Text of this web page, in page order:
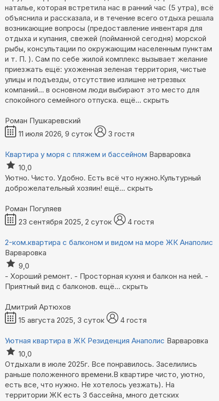
наталье, которая встретила нас в ранний час (5 утра), всё
объяснила и рассказала, и в течение всего отдыха решала
возникающие вопросы (предоставление инвентаря для
отдыха и купания, свежей (пойманной сегодня) морской
рыбы, консультации по окружающим населенным пунктам
и т. П. ). Сам по себе жилой комплекс вызывает желание
приезжать ещё: ухоженная зеленая территория, чистые
улицы и подъезды, отсутствие излишне нетрезвых
компаний… в основном люди выбирают это место для
спокойного семейного отпуска. ещё... скрыть
Роман Пушкаревский
11 июля 2026, 9 суток
3 гостя
Квартира у моря с пляжем и бассейном Варваровка
10,0
Уютно. Чисто. Удобно. Есть всё что нужно.Культурный
доброжелательный хозяин! ещё... скрыть
Роман Погуляев
23 сентября 2025, 2 суток
4 гостя
2-ком.квартира с балконом и видом на море ЖК Анаполис
Варваровка
9,0
- Хороший ремонт. - Просторная кухня и балкон на ней. -
Приятный вид с балконов. ещё... скрыть
Дмитрий Артюхов
15 августа 2025, 3 суток
4 гостя
Уютная квартира в ЖК Резиденция Анаполис Варваровка
10,0
Отдыхали в июле 2025г. Все понравилось. Заселились
раньше положенного времени.В квартире чисто, уютно,
есть все, что нужно. Не хотелось уезжать). На
территории ЖК есть 3 бассейна, много детских